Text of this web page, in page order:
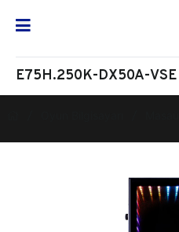
E75H.250K-DX50A-VSE